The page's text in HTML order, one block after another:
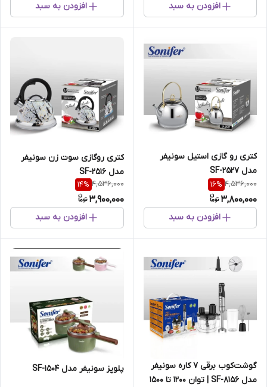
افزودن به سبد افزودن به سبد
کتری رو گازی استیل سونیفر
مدل SF-2527
4,536,000
16%
3,800,000
افزودن به سبد
کتری روگازی سوت زن سونیفر
مدل SF-2516
4,536,000
14%
3,900,000
افزودن به سبد
گوشت‌کوب برقی ۷ کاره سونیفر
مدل SF-8156 | توان 1200 تا 1500
پلوپز سونیفر مدل SF-1504